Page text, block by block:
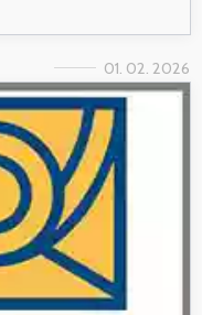
01. 02. 2026